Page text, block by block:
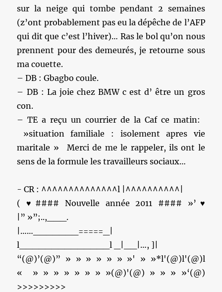
sur la neige qui tombe pendant 2 semaines
(z’ont probablement pas eu la dépêche de l’AFP
qui dit que c’est l’hiver)… Ras le bol qu’on nous
prennent pour des demeurés, je retourne sous
ma couette.
– DB : Gbagbo coule.
– DB : La joie chez BMW c est d’ être un gros
con.
– TE a reçu un courrier de la Caf ce matin:
»situation familiale : isolement apres vie
maritale » Merci de me le rappeler, ils ont le
sens de la formule les travailleurs sociaux…
‎- CR : ^^^^^^^^^^^^^^l |^^^^^^^^^^|
( ♥#### Nouvelle année 2011 #### »’♥
|” »”;..,___.
|……_______=====_|
l______________l _|__|…, ]|
“(@)’(@)” » » » » » » »' » »*l'(@)l'(@)l
« » » » » » » » »(@)'(@) » » » »‘(@)
>>>>>>>>>